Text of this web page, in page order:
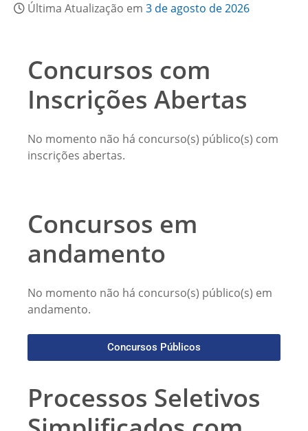
Última Atualização em 3 de agosto de 2026
Concursos com
Inscrições Abertas
No momento não há concurso(s) público(s) com
inscrições abertas.
Concursos em
andamento
No momento não há concurso(s) público(s) em
andamento.
Concursos Públicos
Processos Seletivos